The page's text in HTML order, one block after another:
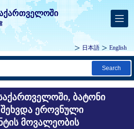
日本語 English
Search
ბატონი
შეხვდა ეროვნული
მოვალეობის